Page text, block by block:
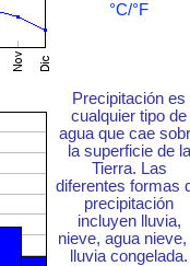
°C/°F
Precipitación es
cualquier tipo de
agua que cae
la superficie de la
Tierra. Las
diferentes formas
precipitación
incluyen lluvia,
nieve, agua
lluvia congelada.